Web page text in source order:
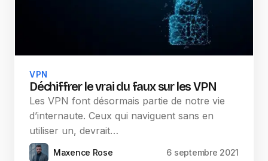
VPN
Déchiffrer le vrai du faux sur les VPN
Les VPN font désormais partie de notre vie
d’internaute. Ceux qui naviguent sans en
utiliser un, devrait…
Maxence Rose 6 septembre 2021